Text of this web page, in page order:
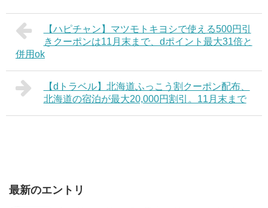
【ハピチャン】マツモトキヨシで使える500円引
きクーポンは11月末まで、dポイント最大31倍と
併用ok
【dトラベル】北海道ふっこう割クーポン配布、
北海道の宿泊が最大20,000円割引。11月末まで
最新のエントリ